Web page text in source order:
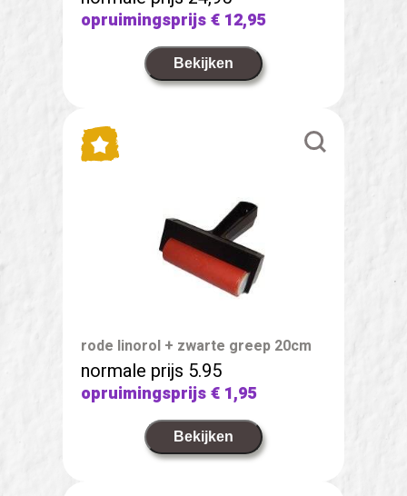
opruimingsprijs€ 12,95
Bekijken
rode linorol + zwarte greep 20cm
normale prijs 5.95
opruimingsprijs€ 1,95
Bekijken